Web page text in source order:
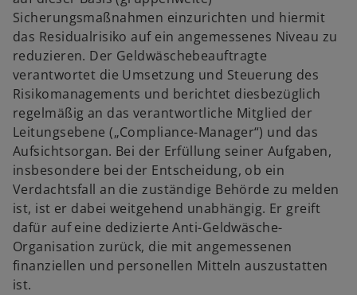
Sicherungsmaßnahmen einzurichten und hiermit
das Residualrisiko auf ein angemessenes Niveau zu
reduzieren. Der Geldwäschebeauftragte
verantwortet die Umsetzung und Steuerung des
Risikomanagements und berichtet diesbezüglich
regelmäßig an das verantwortliche Mitglied der
Leitungsebene („Compliance-Manager“) und das
Aufsichtsorgan. Bei der Erfüllung seiner Aufgaben,
insbesondere bei der Entscheidung, ob ein
Verdachtsfall an die zuständige Behörde zu melden
ist, ist er dabei weitgehend unabhängig. Er greift
dafür auf eine dedizierte Anti-Geldwäsche-
Organisation zurück, die mit angemessenen
finanziellen und personellen Mitteln auszustatten
ist.